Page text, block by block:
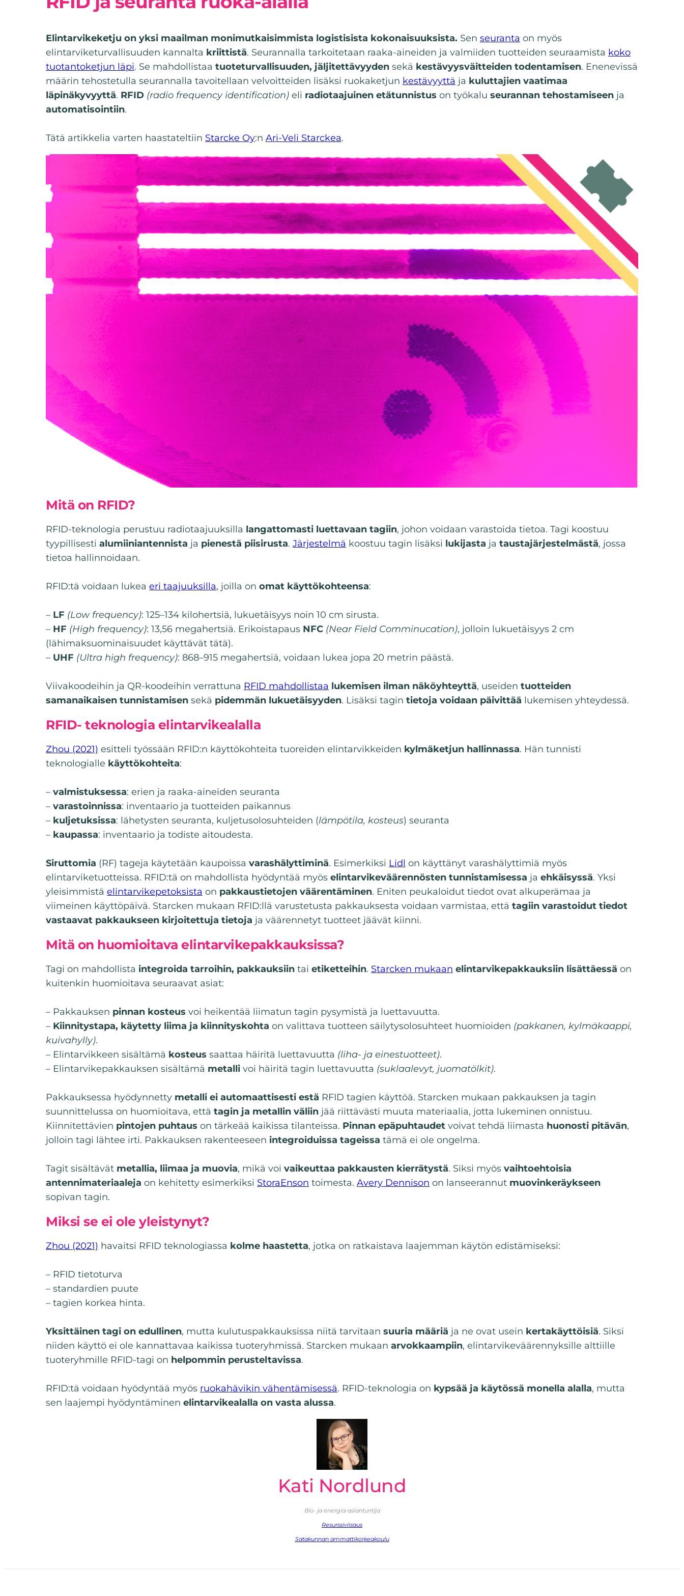
Elintarvikeketju on yksi maailman monimutkaisimmista logistisista kokonaisuuksista. Sen seuranta on myös
elintarviketurvallisuuden kannalta kriittistä. Seurannalla tarkoitetaan raaka-aineiden ja valmiiden tuotteiden seuraamista koko
tuotantoketjun läpi. Se mahdollistaa tuoteturvallisuuden, jäljitettävyyden sekä kestävyysväitteiden todentamisen. Enenevissä
määrin tehostetulla seurannalla tavoitellaan velvoitteiden lisäksi ruokaketjun kestävyyttä ja kuluttajien vaatimaa
läpinäkyvyyttä. RFID (radio frequency identification) eli radiotaajuinen etätunnistus on työkalu seurannan tehostamiseen ja
automatisointiin.
Tätä artikkelia varten haastateltiin Starcke Oy:n Ari-Veli Starckea.
Mitä on RFID?
RFID-teknologia perustuu radiotaajuuksilla langattomasti luettavaan tagiin, johon voidaan varastoida tietoa. Tagi koostuu
tyypillisesti alumiiniantennista ja pienestä piisirusta. Järjestelmä koostuu tagin lisäksi lukijasta ja taustajärjestelmästä, jossa
tietoa hallinnoidaan.
RFID:tä voidaan lukea eri taajuuksilla, joilla on omat käyttökohteensa:
– LF (Low frequency): 125–134 kilohertsiä, lukuetäisyys noin 10 cm sirusta.
– HF (High frequency): 13,56 megahertsiä. Erikoistapaus NFC (Near Field Comminucation), jolloin lukuetäisyys 2 cm
(lähimaksuominaisuudet käyttävät tätä).
– UHF (Ultra high frequency): 868–915 megahertsiä, voidaan lukea jopa 20 metrin päästä.
Viivakoodeihin ja QR-koodeihin verrattuna RFID mahdollistaa lukemisen ilman näköyhteyttä, useiden tuotteiden
samanaikaisen tunnistamisen sekä pidemmän lukuetäisyyden. Lisäksi tagin tietoja voidaan päivittää lukemisen yhteydessä.
RFID- teknologia elintarvikealalla
Zhou (2021) esitteli työssään RFID:n käyttökohteita tuoreiden elintarvikkeiden kylmäketjun hallinnassa. Hän tunnisti
teknologialle käyttökohteita:
– valmistuksessa: erien ja raaka-aineiden seuranta
– varastoinnissa: inventaario ja tuotteiden paikannus
– kuljetuksissa: lähetysten seuranta, kuljetusolosuhteiden (lämpötila, kosteus) seuranta
– kaupassa: inventaario ja todiste aitoudesta.
Siruttomia (RF) tageja käytetään kaupoissa varashälyttiminä. Esimerkiksi Lidl on käyttänyt varashälyttimiä myös
elintarviketuotteissa. RFID:tä on mahdollista hyödyntää myös elintarvikeväärennösten tunnistamisessa ja ehkäisyssä. Yksi
yleisimmistä elintarvikepetoksista on pakkaustietojen väärentäminen. Eniten peukaloidut tiedot ovat alkuperämaa ja
viimeinen käyttöpäivä. Starcken mukaan RFID:llä varustetusta pakkauksesta voidaan varmistaa, että tagiin varastoidut tiedot
vastaavat pakkaukseen kirjoitettuja tietoja ja väärennetyt tuotteet jäävät kiinni.
Mitä on huomioitava elintarvikepakkauksissa?
Tagi on mahdollista integroida tarroihin, pakkauksiin tai etiketteihin. Starcken mukaan elintarvikepakkauksiin lisättäessä on
kuitenkin huomioitava seuraavat asiat:
– Pakkauksen pinnan kosteus voi heikentää liimatun tagin pysymistä ja luettavuutta.
– Kiinnitystapa, käytetty liima ja kiinnityskohta on valittava tuotteen säilytysolosuhteet huomioiden (pakkanen, kylmäkaappi,
kuivahylly).
– Elintarvikkeen sisältämä kosteus saattaa häiritä luettavuutta (liha- ja einestuotteet).
– Elintarvikepakkauksen sisältämä metalli voi häiritä tagin luettavuutta (suklaalevyt, juomatölkit).
Pakkauksessa hyödynnetty metalli ei automaattisesti estä RFID tagien käyttöä. Starcken mukaan pakkauksen ja tagin
suunnittelussa on huomioitava, että tagin ja metallin väliin jää riittävästi muuta materiaalia, jotta lukeminen onnistuu.
Kiinnitettävien pintojen puhtaus on tärkeää kaikissa tilanteissa. Pinnan epäpuhtaudet voivat tehdä liimasta huonosti pitävän,
jolloin tagi lähtee irti. Pakkauksen rakenteeseen integroiduissa tageissa tämä ei ole ongelma.
Tagit sisältävät metallia, liimaa ja muovia, mikä voi vaikeuttaa pakkausten kierrätystä. Siksi myös vaihtoehtoisia
antennimateriaaleja on kehitetty esimerkiksi StoraEnson toimesta. Avery Dennison on lanseerannut muovinkeräykseen
sopivan tagin.
Miksi se ei ole yleistynyt?
Zhou (2021) havaitsi RFID teknologiassa kolme haastetta, jotka on ratkaistava laajemman käytön edistämiseksi:
– RFID tietoturva
– standardien puute
– tagien korkea hinta.
Yksittäinen tagi on edullinen, mutta kulutuspakkauksissa niitä tarvitaan suuria määriä ja ne ovat usein kertakäyttöisiä. Siksi
niiden käyttö ei ole kannattavaa kaikissa tuoteryhmissä. Starcken mukaan arvokkaampiin, elintarvikeväärennyksille alttiille
tuoteryhmille RFID-tagi on helpommin perusteltavissa.
RFID:tä voidaan hyödyntää myös ruokahävikin vähentämisessä. RFID-teknologia on kypsää ja käytössä monella alalla, mutta
sen laajempi hyödyntäminen elintarvikealalla on vasta alussa.
Kati Nordlund
Bio- ja energia-asiantuntija
Resurssiviisaus
Satakunnan ammattikorkeakoulu